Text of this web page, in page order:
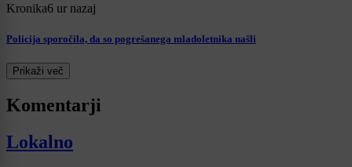
Kronika6 ur nazaj
Policija sporočila, da so pogrešanega mladoletnika našli
Prikaži več
Komentarji
Lokalno